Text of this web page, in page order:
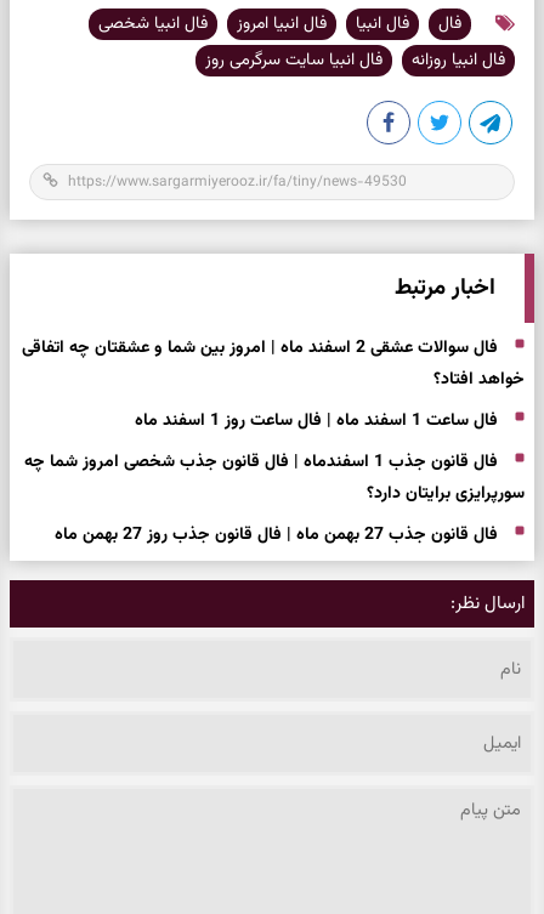
فال فال انبیا فال انبیا امروز
فال انبیا شخصی
فال انبیا روزانه
فال انبیا سایت سرگرمی روز
اخبار مرتبط
فال سوالات عشقی 2 اسفند ماه | امروز بین شما و عشقتان چه اتفاقی
خواهد افتاد؟
فال ساعت 1 اسفند ماه | فال ساعت روز 1 اسفند ماه
فال قانون جذب 1 اسفندماه | فال قانون جذب شخصی امروز شما چه
سورپرایزی برایتان دارد؟
فال قانون جذب 27 بهمن ماه | فال قانون جذب روز 27 بهمن ماه
ارسال نظر: